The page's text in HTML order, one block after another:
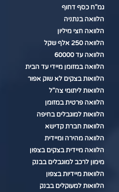
גמ"ח כסף דחוף
הלוואה בנתניה
הלוואה חצי מיליון
הלוואה 250 אלף שקל
הלוואה עד 60000
הלוואה במזומן מיידי עד הבית
הלוואות בצקים לא שוק אפור
הלוואות ליתומי צה"ל
הלוואה פרטית במזומן
הלוואות למוגבלים בחיפה
הלוואות חברת קדישא
הלוואה מהירה ומיידית
הלוואה מיידית בצקים בצפון
מימון לרכב למוגבלים בבנק
הלוואות מיידיות בצפון
הלוואות למעוקלים בבנק